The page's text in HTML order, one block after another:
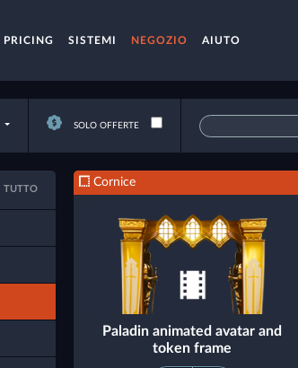
PRICING SISTEMI NEGOZIO AIUTO
SOLO OFFERTE
TUTTO
Cornice
Paladin animated avatar and
token frame